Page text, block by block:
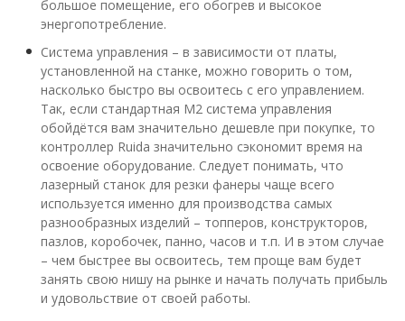
большое помещение, его обогрев и высокое
энергопотребление.
Система управления – в зависимости от платы,
установленной на станке, можно говорить о том,
насколько быстро вы освоитесь с его управлением.
Так, если стандартная М2 система управления
обойдётся вам значительно дешевле при покупке, то
контроллер Ruida значительно сэкономит время на
освоение оборудование. Следует понимать, что
лазерный станок для резки фанеры чаще всего
используется именно для производства самых
разнообразных изделий – топперов, конструкторов,
пазлов, коробочек, панно, часов и т.п. И в этом случае
– чем быстрее вы освоитесь, тем проще вам будет
занять свою нишу на рынке и начать получать прибыль
и удовольствие от своей работы.